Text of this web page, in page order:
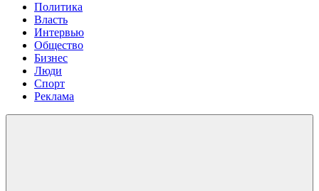
Политика
Власть
Интервью
Общество
Бизнес
Люди
Спорт
Реклама